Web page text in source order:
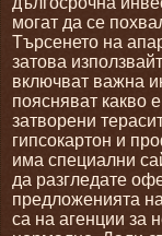
могат да се
Търсенето на
затова
включват важна
поясняват какво
затворени
гипсокартон и
има специални
да разгледате
предложенията
са на агенции за